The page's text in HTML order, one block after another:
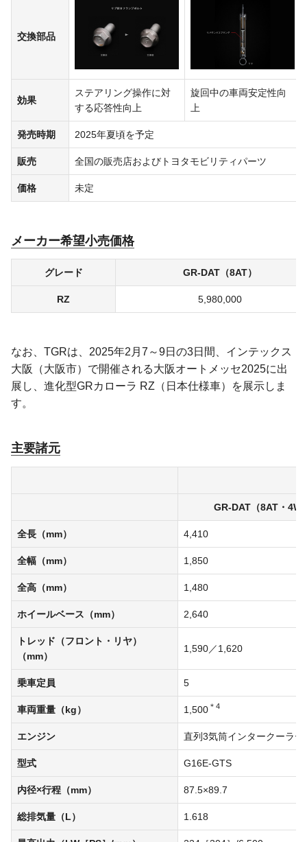
交換部品
効果
ステアリング操作に対
する応答性向上
旋回中の車両安定性向
上
発売時期 2025年夏頃を予定
販売 全国の販売店およびトヨタモビリティパーツ
価格 未定
メーカー希望小売価格
グレード GR-DAT（8AT）
RZ 5,980,000
なお、TGRは、2025年2月7～9日の3日間、インテックス
大阪（大阪市）で開催される大阪オートメッセ2025に出
展し、進化型GRカローラ RZ（日本仕様車）を展示しま
す。
主要諸元
GR-DAT（8AT・
全長（mm） 4,410
全幅（mm） 1,850
全高（mm） 1,480
ホイールベース（mm） 2,640
トレッド（フロント・リヤ）
（mm）
1,590／1,620
乗車定員 5
車両重量（kg） 1,500 ＊4
エンジン 直列3気筒インタークーラー
型式 G16E-GTS
内径×行程（mm） 87.5×89.7
総排気量（L） 1.618